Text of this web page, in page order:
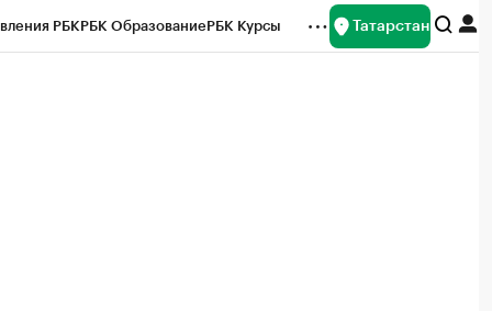
РБКРБК ОбразованиеРБК Курсы Татарстан